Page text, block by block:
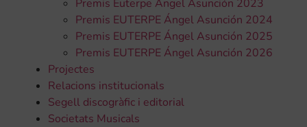
Premis Euterpe Ángel Asunción 2023
Premis EUTERPE Ángel Asunción 2024
Premis EUTERPE Ángel Asunción 2025
Premis EUTERPE Ángel Asunción 2026
Projectes
Relacions institucionals
Segell discogràfic i editorial
Societats Musicals